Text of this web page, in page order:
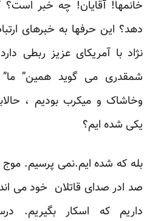
خانمها! آقایان! چه خبر
دهد؟ این حرفها به خبرهای
نژاد با آمریکای عزیز ربطی
شمقدری می گوید همین”
وخاشاک و میکرب بودیم ،
یکی شده ایم؟
بله که شده ایم.نمی پرسیم.
صد ادر صدای قاتلان خود می
داریم که اسکار بگیریم.